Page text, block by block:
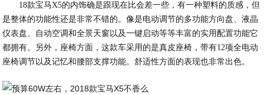
18款宝马X5的内饰确是跟现在比会差一些，有一种塑料的质感，但
是整体的功能性还是非常不错的。像是电动调节的多功能方向盘、液晶
仪表盘、自动空调和全景天窗以及一键启动等等丰富的实用配置功能它
都拥有。另外，座椅方面，这款车采用的是真皮座椅，带有12项全电动
座椅调节以及记忆和腰部支撑功能。舒适性方面的表现也非常出色。